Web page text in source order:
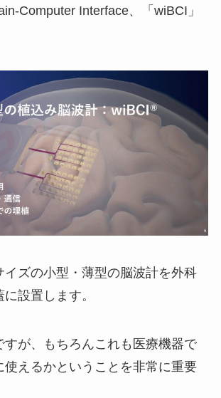
Computer Interface、「wiBCI」
イズの小型・薄型の脳波計を外科
設置します。
すが、もちろんこれも医療機器で
使えるかということを非常に重要